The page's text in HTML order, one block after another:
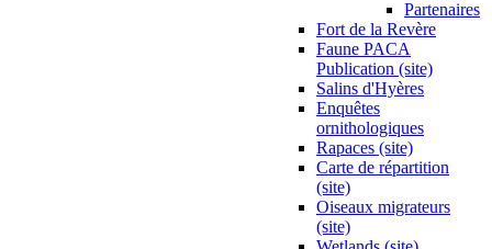
Partenaires
Fort de la Revère
Faune PACA
Publication (site)
Salins d'Hyères
Enquêtes
ornithologiques
Rapaces (site)
Carte de répartition
(site)
Oiseaux migrateurs
(site)